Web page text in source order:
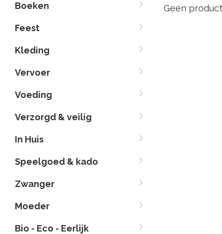
Boeken
Feest
Kleding
Vervoer
Voeding
Verzorgd & veilig
In Huis
Speelgoed & kado
Zwanger
Moeder
Bio - Eco - Eerlijk
Geen